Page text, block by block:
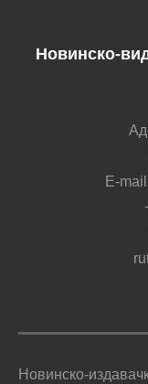
Новинско-
E-
Новинско-